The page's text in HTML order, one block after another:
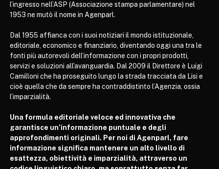
l’ingresso nell’ASP (Associazione stampa parlamentare) nel
1953 ne mutò il nome in Agenparl.
Dal 1955 affianca con i suoi notiziari il mondo istituzionale,
editoriale, economico e finanziario, diventando oggi una tra le
fonti più autorevoli dell’informazione con i propri prodotti,
servizi e soluzioni all’avanguardia. Dal 2009 il Direttore è Luigi
Camilloni che ha proseguito lungo la strada tracciata da Lisi e
cioè quella che da sempre ha contraddistinto l’Agenzia, ossia
l’imparzialità.
Una formula editoriale veloce ed innovativa che
garantisce un’informazione puntuale e degli
approfondimenti originali. Per noi di Agenparl, fare
informazione significa mantenere un alto livello di
esattezza, obiettività e imparzialità, attraverso un